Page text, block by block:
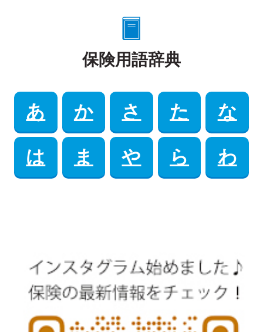
保険用語辞典
あ か さ た な
は ま や ら わ